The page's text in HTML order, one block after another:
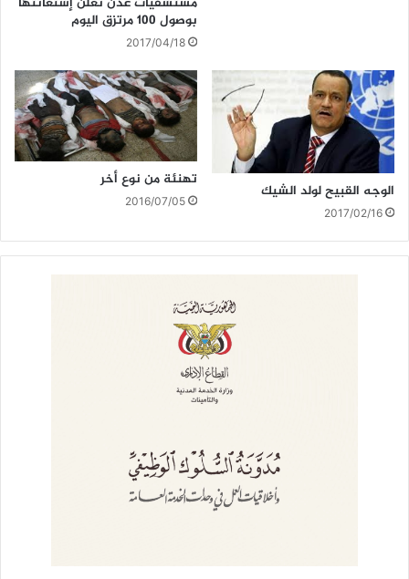
بوصول 100 مرتزق اليوم
2017/04/18
الوجه القبيح لولد الشيك
2017/02/16
تهنئة من نوع أخر
2016/07/05